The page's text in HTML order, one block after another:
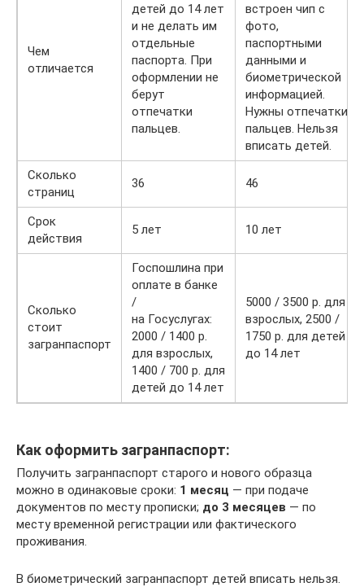
Чем
отличается
детей до 14 лет
и не делать им
отдельные
паспорта. При
оформлении не
берут
отпечатки
пальцев.
встроен чип с
фото,
паспортными
данными и
биометрической
информацией.
Нужны отпечатки
пальцев. Нельзя
вписать детей.
Сколько
страниц
36 46
Срок
действия
5 лет 10 лет
Сколько
стоит
загранпаспорт
Госпошлина при
оплате в банке
/
на Госуслугах:
2000 / 1400 р.
для взрослых,
1400 / 700 р. для
детей до 14 лет
5000 / 3500 р. для
взрослых, 2500 /
1750 р. для детей
до 14 лет
Как оформить загранпаспорт:
Получить загранпаспорт старого и нового образца
можно в одинаковые сроки: 1 месяц — при подаче
документов по месту прописки; до 3 месяцев — по
месту временной регистрации или фактического
проживания.
В биометрический загранпаспорт детей вписать нельзя.